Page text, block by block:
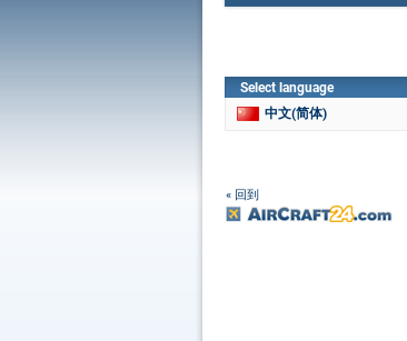
Select language
中文(简体)
« 回到